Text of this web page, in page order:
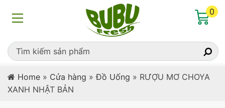
0
Home » Cửa hàng »Đồ Uống » RƯỢU MƠ CHOYA
XANH NHẬT BẢN